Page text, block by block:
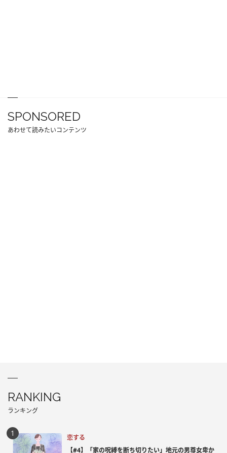
SPONSORED
あわせて読みたいコンテンツ
RANKING
ランキング
恋する
【#4】「家の呪縛を断ち切りたい」地元の男尊女卑か